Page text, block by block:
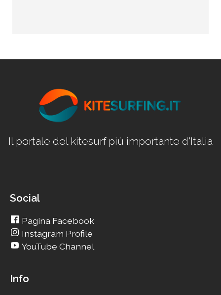
Il portale del kitesurf più importante d'Italia
Social
Pagina Facebook
Instagram Profile
YouTube Channel
Info